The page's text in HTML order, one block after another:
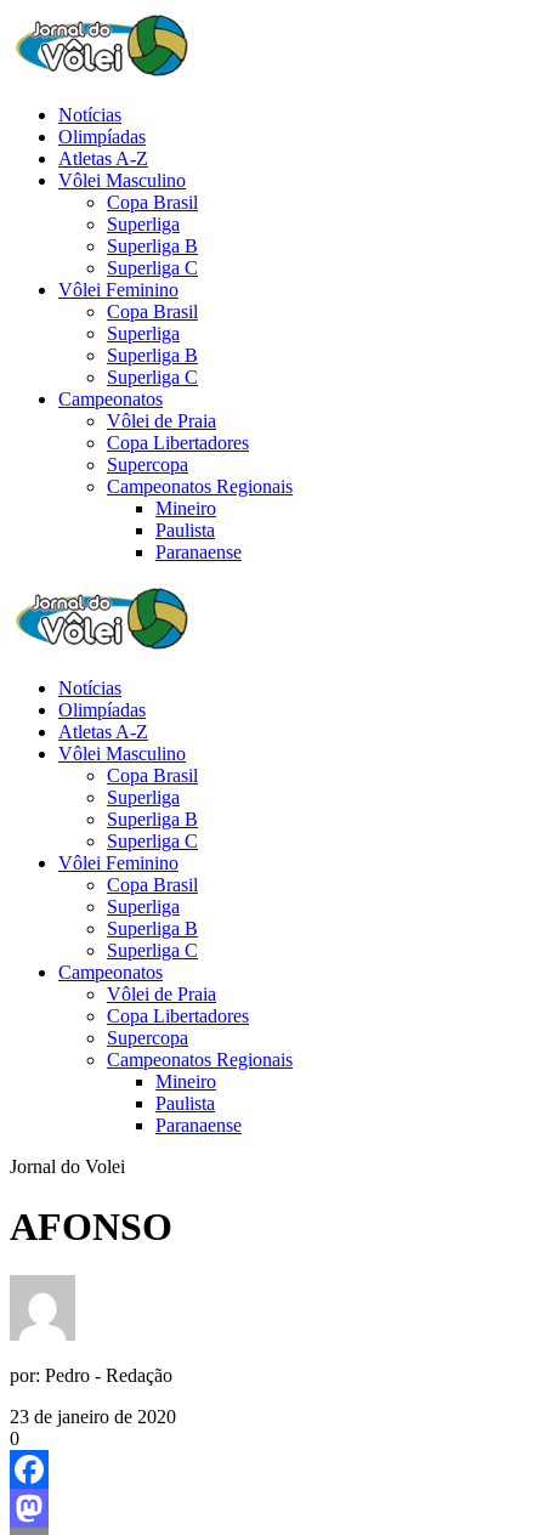
Notícias
Olimpíadas
Atletas A-Z
Vôlei Masculino
Copa Brasil
Superliga
Superliga B
Superliga C
Vôlei Feminino
Copa Brasil
Superliga
Superliga B
Superliga C
Campeonatos
Vôlei de Praia
Copa Libertadores
Supercopa
Campeonatos Regionais
Mineiro
Paulista
Paranaense
Notícias
Olimpíadas
Atletas A-Z
Vôlei Masculino
Copa Brasil
Superliga
Superliga B
Superliga C
Vôlei Feminino
Copa Brasil
Superliga
Superliga B
Superliga C
Campeonatos
Vôlei de Praia
Copa Libertadores
Supercopa
Campeonatos Regionais
Mineiro
Paulista
Paranaense
Jornal do Volei
AFONSO
por: Pedro - Redação
23 de janeiro de 2020
0
Facebook